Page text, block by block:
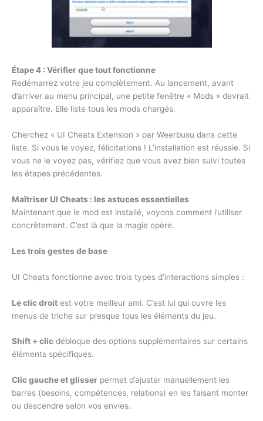
Étape 4 : Vérifier que tout fonctionne
Redémarrez votre jeu complètement. Au lancement, avant
d’arriver au menu principal, une petite fenêtre « Mods » devrait
apparaître. Elle liste tous les mods chargés.
Cherchez « UI Cheats Extension » par Weerbusu dans cette
liste. Si vous le voyez, félicitations ! L’installation est réussie. Si
vous ne le voyez pas, vérifiez que vous avez bien suivi toutes
les étapes précédentes.
Maîtriser UI Cheats : les astuces essentielles
Maintenant que le mod est installé, voyons comment l’utiliser
concrètement. C’est là que la magie opère.
Les trois gestes de base
UI Cheats fonctionne avec trois types d’interactions simples :
Le clic droit est votre meilleur ami. C’est lui qui ouvre les
menus de triche sur presque tous les éléments du jeu.
Shift + clic débloque des options supplémentaires sur certains
éléments spécifiques.
Clic gauche et glisser permet d’ajuster manuellement les
barres (besoins, compétences, relations) en les faisant monter
ou descendre selon vos envies.